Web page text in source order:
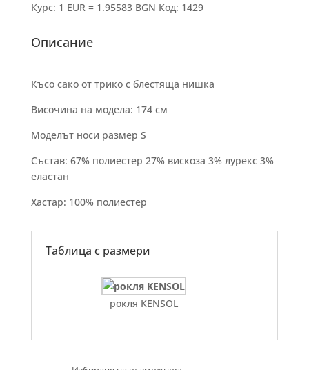
Курс: 1 EUR = 1.95583 BGN Код: 1429
Описание
Късо сако от трико с блестяща нишка
Височина на модела: 174 см
Моделът носи размер S
Състав: 67% полиестер 27% вискоза 3% лурекс 3%
еластан
Хастар: 100% полиестер
Таблица с размери
рокля KENSOL